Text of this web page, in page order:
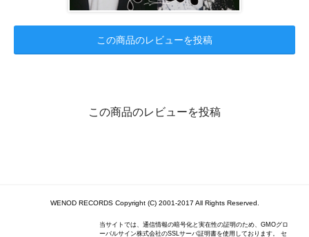
この商品のレビューを投稿
この商品のレビューを投稿
WENOD RECORDS Copyright (C) 2001-2017 All Rights Reserved.
当サイトでは、通信情報の暗号化と実在性の証明のため、GMOグロ
ーバルサイン株式会社のSSLサーバ証明書を使用しております。 セ